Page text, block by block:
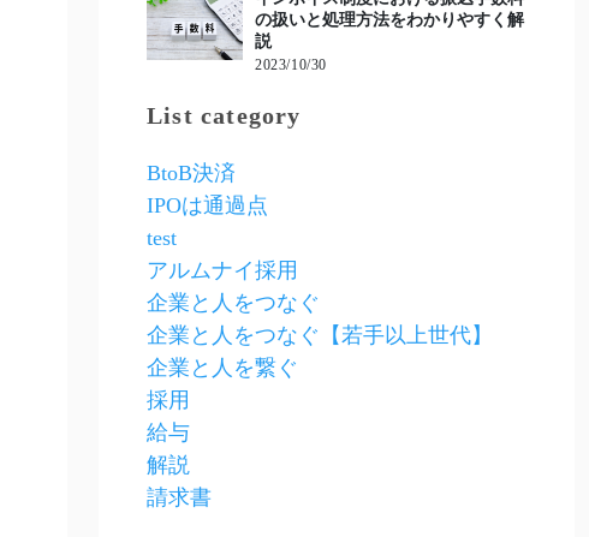
の扱いと処理方法をわかりやすく解
説
2023/10/30
List category
BtoB決済
IPOは通過点
test
アルムナイ採用
企業と人をつなぐ
企業と人をつなぐ【若手以上世代】
企業と人を繋ぐ
採用
給与
解説
請求書